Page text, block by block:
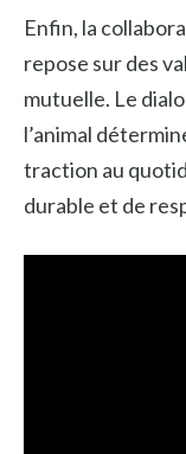
Enfin, la
repose sur des
mutuelle. Le
l’animal
traction au
durable et de